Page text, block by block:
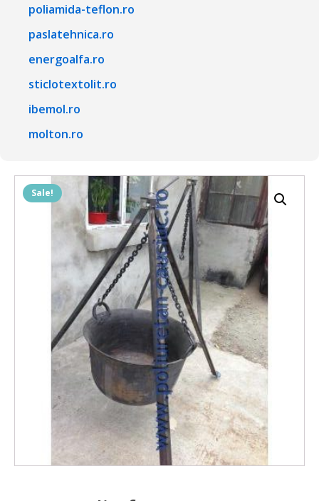
poliamida-teflon.ro
paslatehnica.ro
energoalfa.ro
sticlotextolit.ro
ibemol.ro
molton.ro
Sale!